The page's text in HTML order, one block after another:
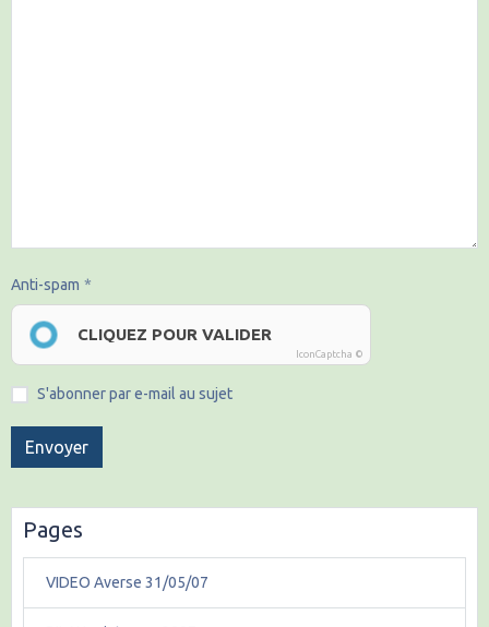
Anti-spam
CLIQUEZ POUR VALIDER
IconCaptcha ©
S'abonner par e-mail au sujet
Envoyer
Pages
VIDEO Averse 31/05/07